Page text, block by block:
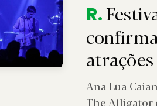
R.
atrações
Ana Lua
The Alligator